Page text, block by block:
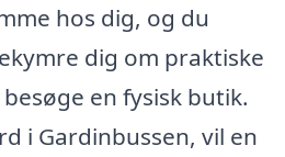
hos dig, og du
dig om praktiske
en fysisk butik.
i Gardinbussen, vil en